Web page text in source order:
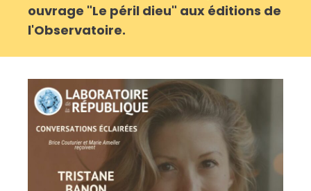
ouvrage "Le péril dieu" aux éditions de
l'Observatoire.